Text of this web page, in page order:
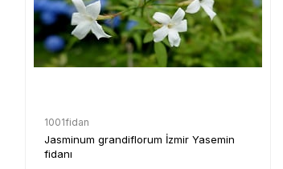
1001fidan
Jasminum grandiflorum İzmir Yasemin
fidanı